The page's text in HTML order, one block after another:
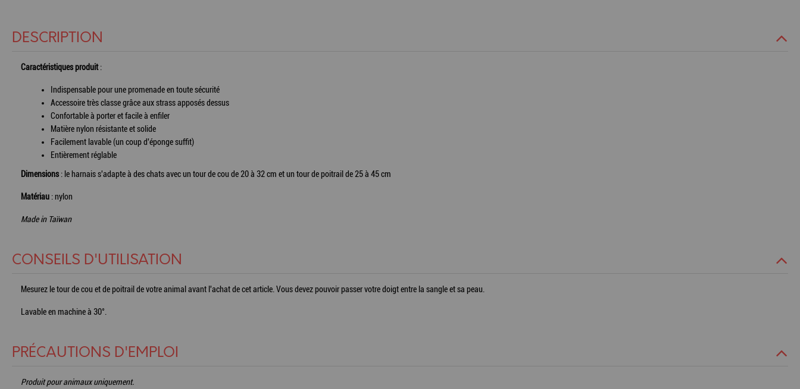
DESCRIPTION
Caractéristiques produit:
Indispensable pour une promenade en toute sécurité
Accessoire très classe grâce aux strass apposés dessus
Confortable à porter et facile à enfiler
Matière nylon résistante et solide
Facilement lavable (un coup d'éponge suffit)
Entièrement réglable
Dimensions: le harnais s'adapte à des chats avec un tour de cou de 20 à 32 cm et un tour de poitrail de 25 à 45 cm
Matériau : nylon
Made in Taïwan
CONSEILS D'UTILISATION
Mesurez le tour de cou et de poitrail de votre animal avant l'achat de cet article. Vous devez pouvoir passer votre doigt entre la sangle et sa peau.
Lavable en machine à 30°.
PRÉCAUTIONS D'EMPLOI
Produit pour animaux uniquement.